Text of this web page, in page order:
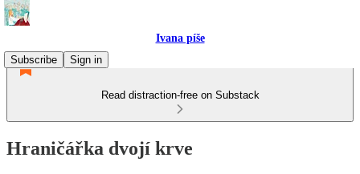
Ivana píše
Subscribe
Sign in
Read distraction-free on Substack
Hraničářka dvojí krve